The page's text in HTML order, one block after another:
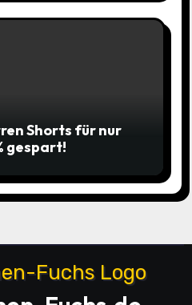
Shorts für nur
gespart!